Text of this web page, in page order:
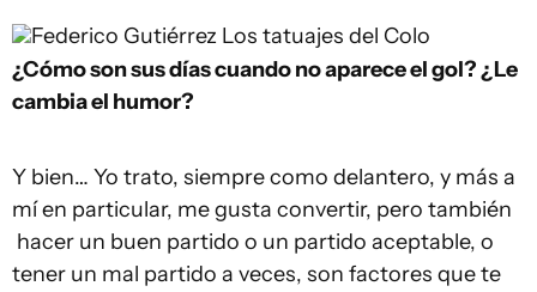
Federico Gutiérrez Los tatuajes del Colo
¿Cómo son sus días cuando no aparece el gol? ¿Le
cambia el humor?
Y bien… Yo trato, siempre como delantero, y más a
mí en particular, me gusta convertir, pero también
hacer un buen partido o un partido aceptable, o
tener un mal partido a veces, son factores que te